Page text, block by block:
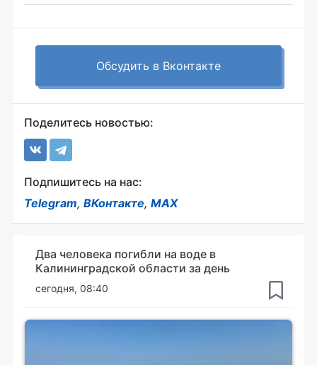
Обсудить в Вконтакте
Поделитесь новостью:
Подпишитесь на нас:
Telegram, ВКонтакте, MAX
Два человека погибли на воде в
Калининградской области за день
сегодня, 08:40